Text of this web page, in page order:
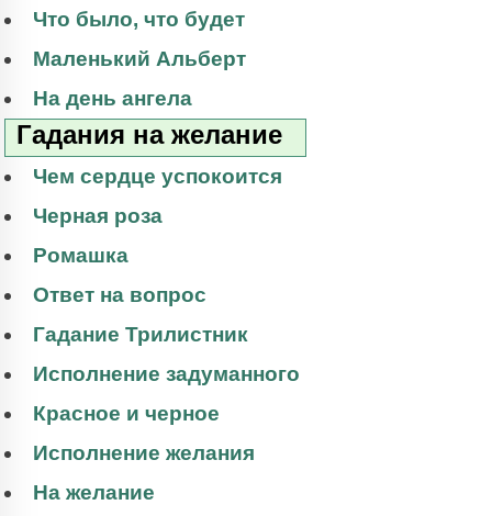
Что было, что будет
Маленький Альберт
На день ангела
Гадания на желание
Чем сердце успокоится
Черная роза
Ромашка
Ответ на вопрос
Гадание Трилистник
Исполнение задуманного
Красное и черное
Исполнение желания
На желание